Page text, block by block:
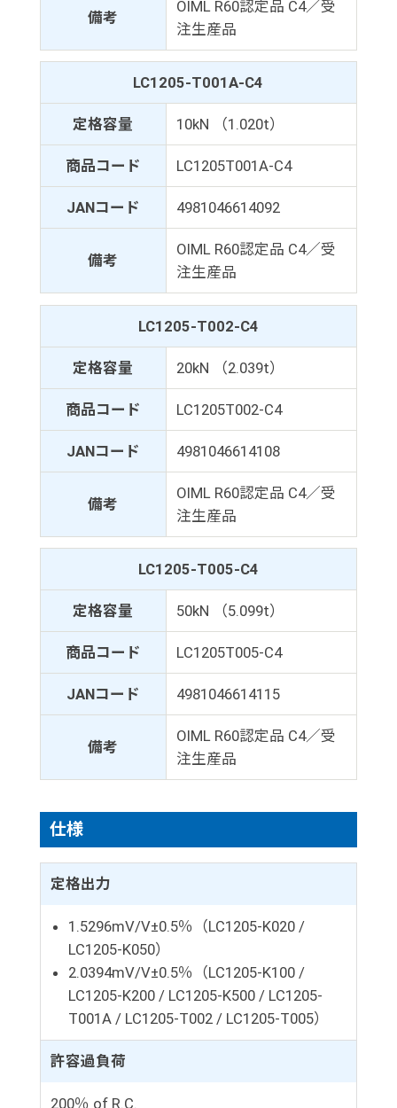
備考
OIML R60認定品 C4／受
注生産品
LC1205-T001A-C4
定格容量 10kN （1.020t）
商品コード LC1205T001A-C4
JANコード 4981046614092
備考
OIML R60認定品 C4／受
注生産品
LC1205-T002-C4
定格容量 20kN （2.039t）
商品コード LC1205T002-C4
JANコード 4981046614108
備考
OIML R60認定品 C4／受
注生産品
LC1205-T005-C4
定格容量 50kN （5.099t）
商品コード LC1205T005-C4
JANコード 4981046614115
備考
OIML R60認定品 C4／受
注生産品
仕様
定格出力
1.5296mV/V±0.5％（LC1205-K020 /
LC1205-K050）
2.0394mV/V±0.5％（LC1205-K100 /
LC1205-K200 / LC1205-K500 / LC1205-
T001A / LC1205-T002 / LC1205-T005）
許容過負荷
200％ of R.C.